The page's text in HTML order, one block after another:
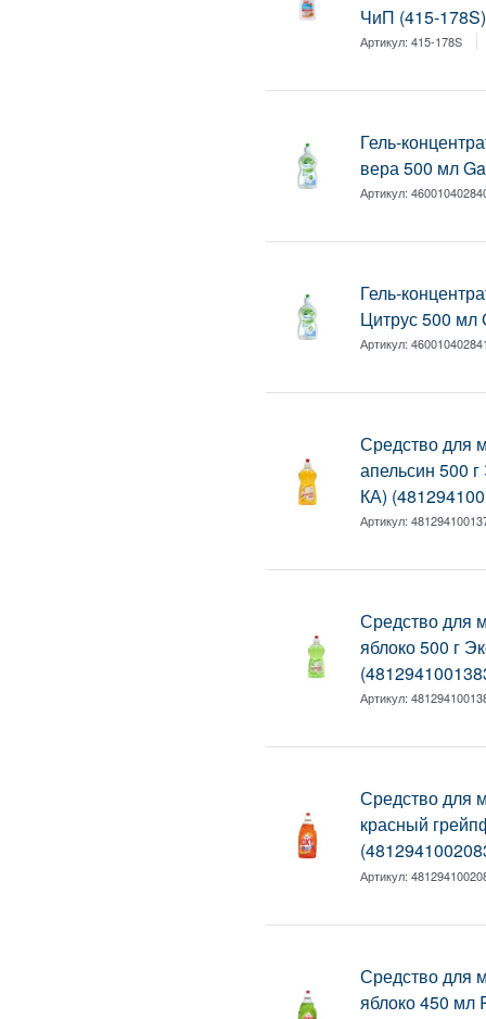
ЧиП (415-178S)
Артикул:415-178S
Гель-
вера 500 мл
Артикул:
Гель-
Цитрус 500 мл
Артикул:
Средство для
апельсин 500
КА)
Артикул:
Средство для
яблоко 500 г
Артикул:
Средство для
красный
Артикул:
Средство для
яблоко 450 мл